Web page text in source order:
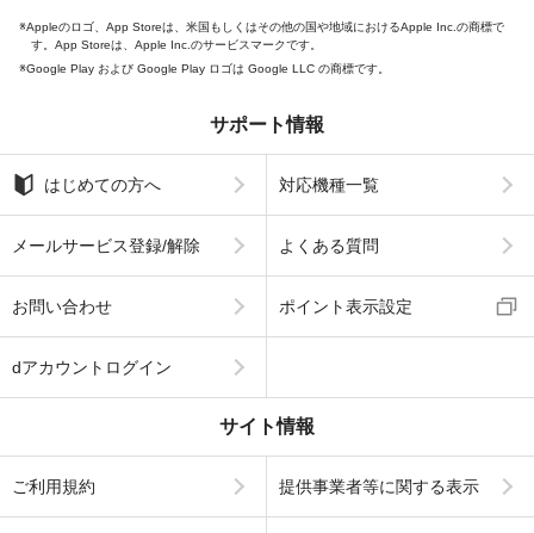
Appleのロゴ、App Storeは、米国もしくはその他の国や地域におけるApple Inc.の商標で
す。App Storeは、Apple Inc.のサービスマークです。
Google Play および Google Play ロゴは Google LLC の商標です。
サポート情報
はじめての方へ 対応機種一覧
メールサービス登録/解除 よくある質問
お問い合わせ ポイント表示設定
dアカウントログイン
サイト情報
ご利用規約 提供事業者等に関する表示